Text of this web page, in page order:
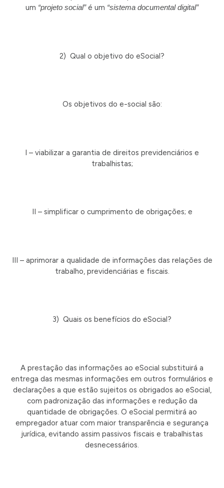
um “projeto social”é um “sistema documental digital”
2) Qual o objetivo do eSocial?
Os objetivos do e-social são:
I – viabilizar a garantia de direitos previdenciários e
trabalhistas;
II – simplificar o cumprimento de obrigações; e
III – aprimorar a qualidade de informações das relações de
trabalho, previdenciárias e fiscais.
3) Quais os benefícios do eSocial?
A prestação das informações ao eSocial substituirá a
entrega das mesmas informações em outros formulários e
declarações a que estão sujeitos os obrigados ao eSocial,
com padronização das informações e redução da
quantidade de obrigações. O eSocial permitirá ao
empregador atuar com maior transparência e segurança
jurídica, evitando assim passivos fiscais e trabalhistas
desnecessários.